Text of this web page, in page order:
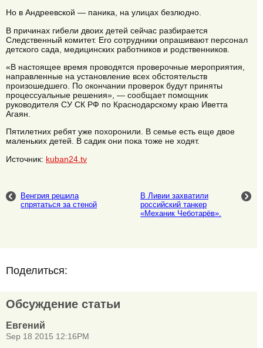
Но в Андреевской — паника, на улицах безлюдно.
В причинах гибели двоих детей сейчас разбирается
Следственный комитет. Его сотрудники опрашивают персонал
детского сада, медицинских работников и родственников.
«В настоящее время проводятся проверочные мероприятия,
направленные на установление всех обстоятельств
произошедшего. По окончании проверок будут приняты
процессуальные решения», — сообщает помощник
руководителя СУ СК РФ по Краснодарскому краю Иветта
Агаян.
Пятилетних ребят уже похоронили. В семье есть еще двое
маленьких детей. В садик они пока тоже не ходят.
Источник: kuban24.tv
Венгрия решила
спрятаться за стеной
В Ливии захватили
российский танкер
«Механик Чеботарёв».
Поделиться:
Обсуждение статьи
Евгений
Sep 18 2015 12:16PM